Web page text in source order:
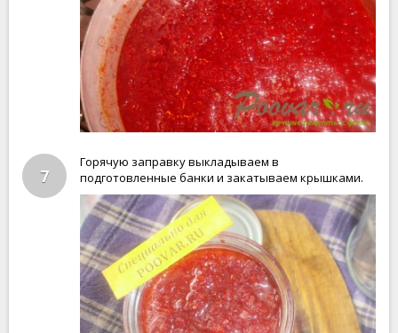
7
Горячую заправку выкладываем в
подготовленные банки и закатываем крышками.